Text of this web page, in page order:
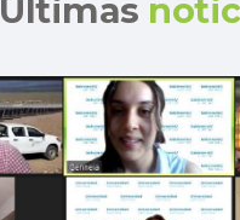
Últimas